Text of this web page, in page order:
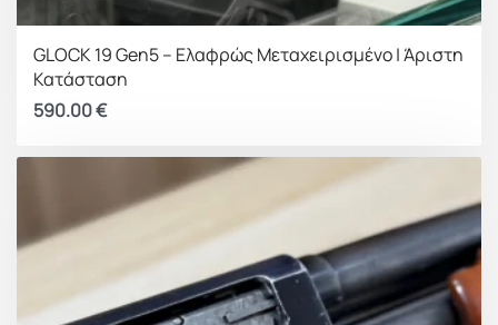
GLOCK 19 Gen5 – Ελαφρώς Μεταχειρισμένο | Άριστη
Κατάσταση
590.00€